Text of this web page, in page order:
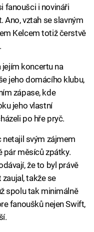
fanoušci i novináři
Ano, vztah se slavným
Kelcem totiž čerstvě
jejím koncertu na
jeho domácího klubu,
zápase, kde
jeho vlastní
po hře pryč.
svým zájmem
pár měsíců zpátky.
že to byl právě
takže se
spolu tak minimálně
fanoušků nejen Swift,